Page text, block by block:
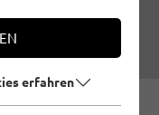
|
erfahren